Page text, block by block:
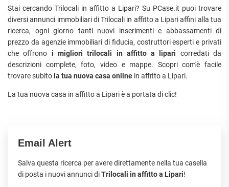
Stai cercando Trilocali in affitto a Lipari? Su PCase.it puoi trovare
diversi annunci immobiliari di Trilocali in affitto a Lipari affini alla tua
ricerca, ogni giorno tanti nuovi inserimenti e abbassamenti di
prezzo da agenzie immobiliari di fiducia, costruttori esperti e privati
che offrono i migliori trilocali in affitto a lipari corredati da
descrizioni complete, foto, video e mappe. Scopri com'è facile
trovare subito la tua nuova casa online in affitto a Lipari.
La tua nuova casa in affitto a Lipari è a portata di clic!
Email Alert
Salva questa ricerca per avere direttamente nella tua casella
di posta i nuovi annunci diTrilocali in affitto a Lipari!